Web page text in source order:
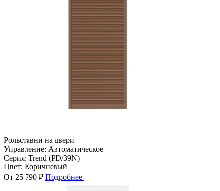
Рольставни на двери
Управление: Автоматическое
Серия: Trend (PD/39N)
Цвет: Коричневый
От 25 790 ₽ Подробнее